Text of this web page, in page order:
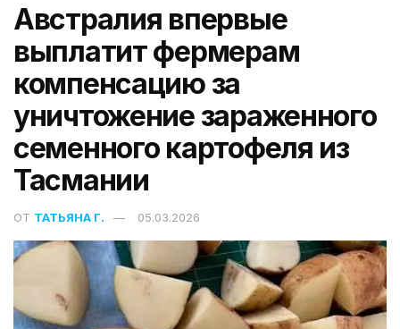
Австралия впервые
выплатит фермерам
компенсацию за
уничтожение зараженного
семенного картофеля из
Тасмании
ОТ ТАТЬЯНА Г. 05.03.2026